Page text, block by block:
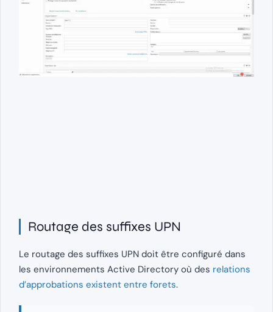
Routage des suffixes UPN
Le routage des suffixes UPN doit être configuré dans
les environnements Active Directory où des relations
d’approbations existent entre forets.